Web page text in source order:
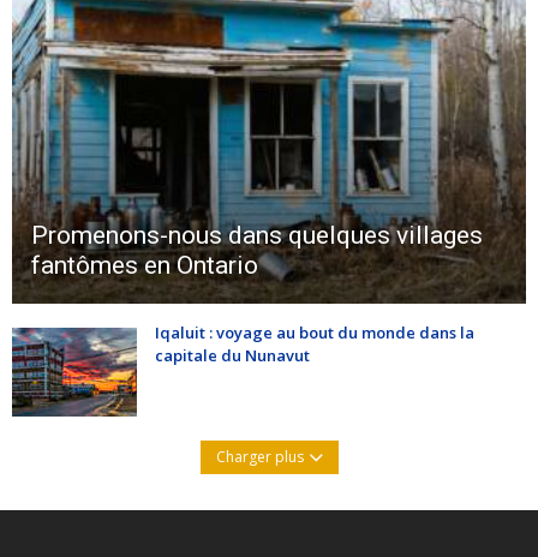
Promenons-nous dans quelques villages
fantômes en Ontario
Iqaluit : voyage au bout du monde dans la
capitale du Nunavut
Charger plus